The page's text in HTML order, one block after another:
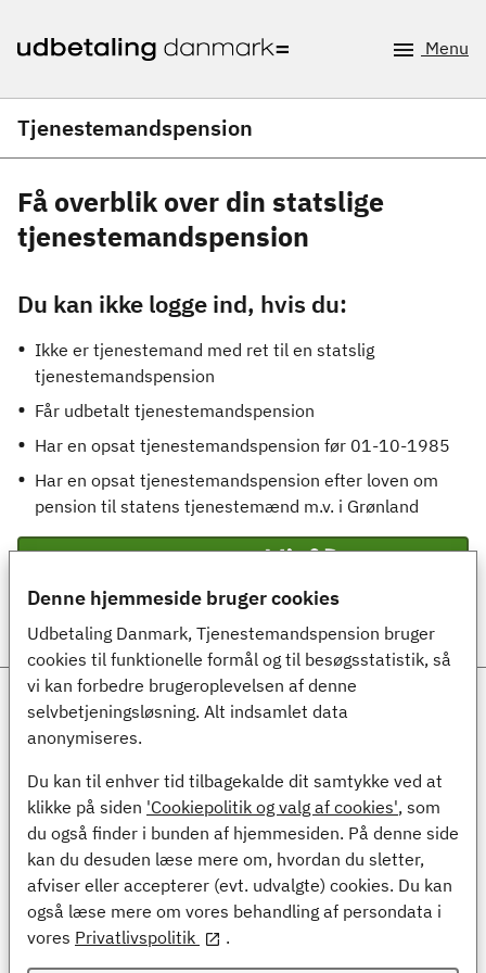
Denne hjemmeside bruger cookies
Udbetaling Danmark, Tjenestemandspension bruger
cookies til funktionelle formål og til besøgsstatistik, så
vi kan forbedre brugeroplevelsen af denne
selvbetjeningsløsning. Alt indsamlet data
anonymiseres.
Du kan til enhver tid tilbagekalde dit samtykke ved at
klikke på siden 'Cookiepolitik og valg af cookies', som
du også finder i bunden af hjemmesiden. På denne side
kan du desuden læse mere om, hvordan du sletter,
afviser eller accepterer (evt. udvalgte) cookies. Du kan
også læse mere om vores behandling af persondata i
vores Privatlivspolitik .
Menu
Tjenestemandspension
Få overblik over din statslige
tjenestemandspension
Du kan ikke logge ind, hvis du:
Ikke er tjenestemand med ret til en statslig
tjenestemandspension
Får udbetalt tjenestemandspension
Har en opsat tjenestemandspension før 01-10-1985
Har en opsat tjenestemandspension efter loven om
pension til statens tjenestemænd m.v. i Grønland
Log ind med
Ansvarlig myndighed
Udbetaling Danmark, Tjenestemandspension
Kongens Vænge 8
3400 Hillerød
Kontakt
(+45) 70 12 32 00
Digital post til Tjenestemandspension
Webtilgængelighed og cookies